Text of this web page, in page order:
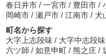
春日井市 / 一宮市 / 豊田市 /
岡崎市 / 瀬戸市 / 江南市 / 犬
町名から探す
大字上志段味 / 大字中志段味
六ツ師 / 如意申町 / 熊之庄 /